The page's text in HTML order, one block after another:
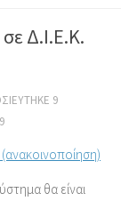
Δ.Ι.Ε.Κ.
9
θα είναι